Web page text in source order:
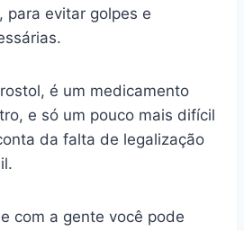
para evitar golpes e
é um medicamento
e só um pouco mais difícil
da falta de legalização
com a gente você pode